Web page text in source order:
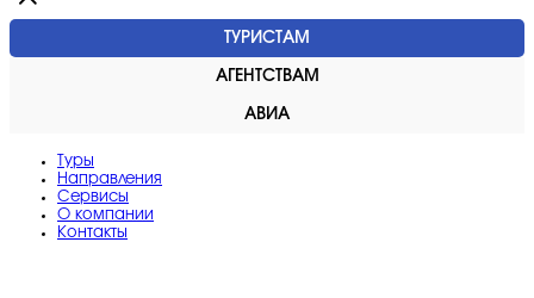
ТУРИСТАМ
АГЕНТСТВАМ
АВИА
Туры
Направления
Сервисы
O компании
Контакты